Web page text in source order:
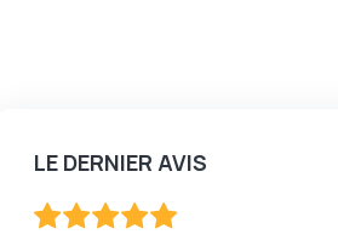
LE DERNIER AVIS